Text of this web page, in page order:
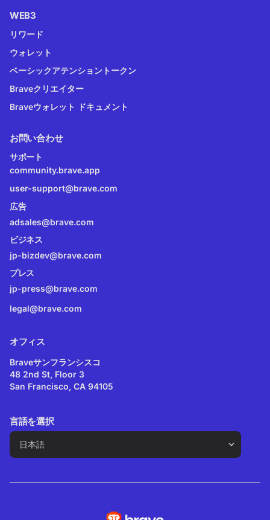
WEB3
リワード
ウォレット
ベーシックアテンショントークン
Braveクリエイター
Braveウォレット ドキュメント
お問い合わせ
サポート
community.brave.app
user-support@brave.com
広告
adsales@brave.com
ビジネス
jp-bizdev@brave.com
プレス
jp-press@brave.com
legal@brave.com
オフィス
Braveサンフランシスコ
48 2nd St, Floor 3
San Francisco, CA 94105
言語を選択